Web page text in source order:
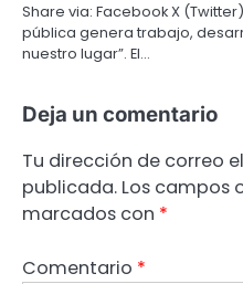
Share via: Facebook X
pública genera trabajo,
nuestro lugar”. El…
Deja un comentario
Tu dirección de correo
publicada. Los campos
marcados con *
Comentario *